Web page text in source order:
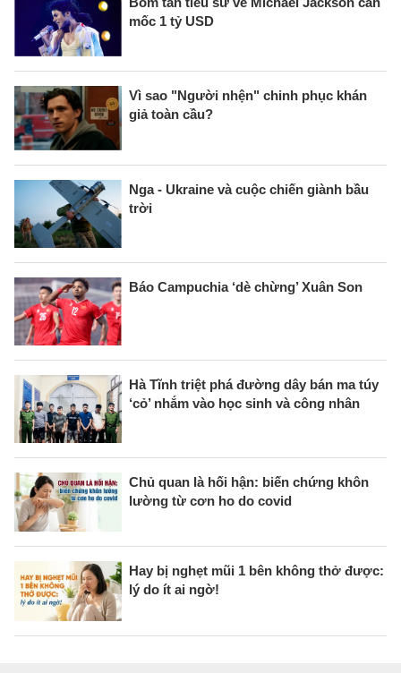
mốc 1 tỷ USD
Vì sao "Người nhện" chinh phục khán
giả toàn cầu?
Nga - Ukraine và cuộc chiến giành bầu
trời
Báo Campuchia ‘dè chừng’ Xuân Son
Hà Tĩnh triệt phá đường dây bán ma túy
‘cỏ’ nhắm vào học sinh và công nhân
Chủ quan là hối hận: biến chứng khôn
lường từ cơn ho do covid
Hay bị nghẹt mũi 1 bên không thở được:
lý do ít ai ngờ!